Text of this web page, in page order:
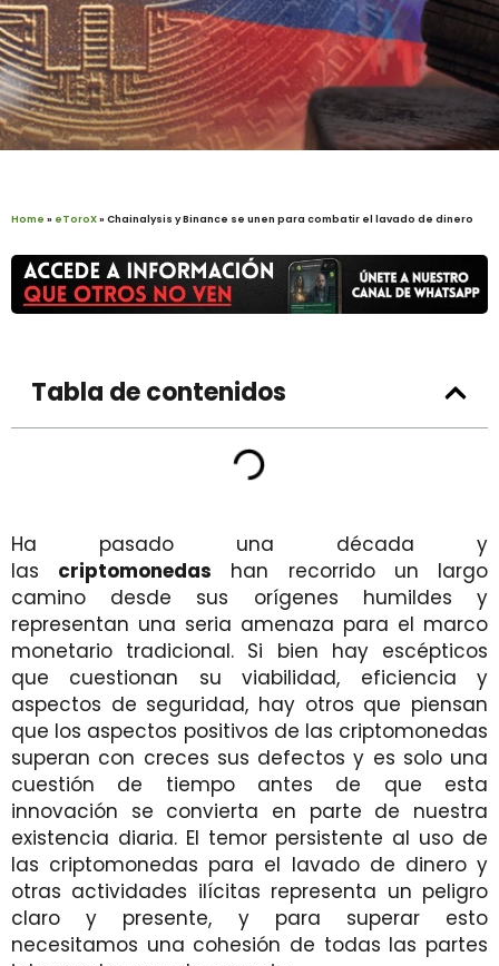
Home » eToroX»Chainalysis y Binance se unen para combatir el lavado de dinero
Tabla de contenidos
Ha pasado una década y
las criptomonedas han recorrido un largo
camino desde sus orígenes humildes y
representan una seria amenaza para el marco
monetario tradicional. Si bien hay escépticos
que cuestionan su viabilidad, eficiencia y
aspectos de seguridad, hay otros que piensan
que los aspectos positivos de las criptomonedas
superan con creces sus defectos y es solo una
cuestión de tiempo antes de que esta
innovación se convierta en parte de nuestra
existencia diaria. El temor persistente al uso de
las criptomonedas para el lavado de dinero y
otras actividades ilícitas representa un peligro
claro y presente, y para superar esto
necesitamos una cohesión de todas las partes